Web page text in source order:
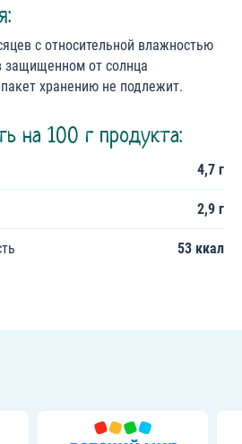
с относительной влажностью
защищенном от солнца
хранению не подлежит.
на 100 г продукта:
4,7 г
2,9 г
53 ккал